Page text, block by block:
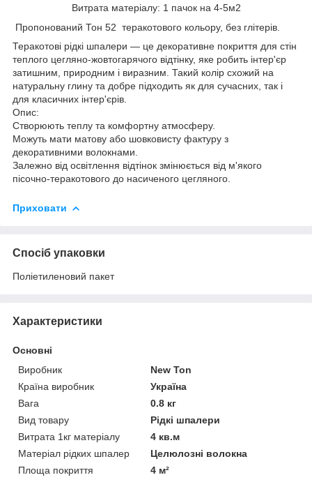
Витрата матеріалу: 1 пачок на 4-5м2
Пропонований Тон 52 теракотового кольору, без глітерів.
Теракотові рідкі шпалери — це декоративне покриття для стін
теплого цегляно-жовтогарячого відтінку, яке робить інтер'єр
затишним, природним і виразним. Такий колір схожий на
натуральну глину та добре підходить як для сучасних, так і
для класичних інтер'єрів.
Опис:
Створюють теплу та комфортну атмосферу.
Можуть мати матову або шовковисту фактуру з
декоративними волокнами.
Залежно від освітлення відтінок змінюється від м'якого
пісочно-теракотового до насиченого цегляного.
Приховати
Спосіб упаковки
Поліетиленовий пакет
Характеристики
Основні
Виробник
New Ton
Країна виробник
Україна
Вага
0.8 кг
Вид товару
Рідкі шпалери
Витрата 1кг матеріалу
4 кв.м
Матеріал рідких шпалер
Целюлозні волокна
Площа покриття
4 м²